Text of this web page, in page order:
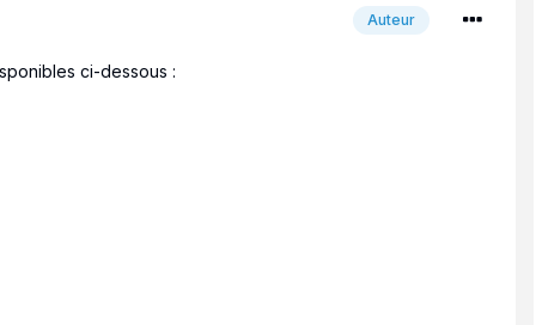
Auteur
ci-dessous :